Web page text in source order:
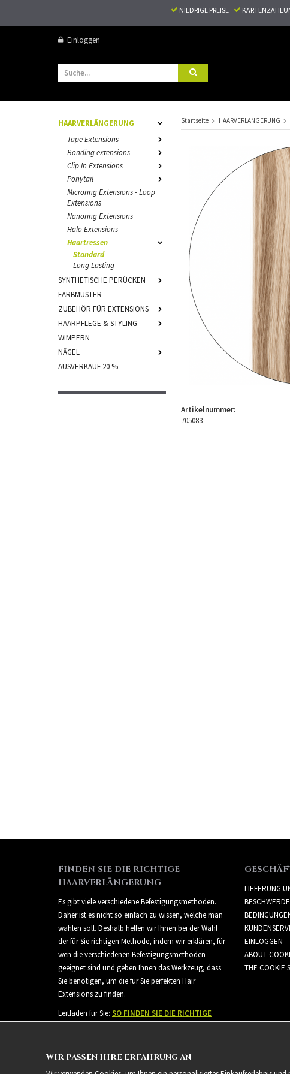
NIEDRIGE PREISE
Einloggen
HAARVERLÄNGERUNG
Tape Extensions
Bonding extensions
Clip In Extensions
Ponytail
Microring Extensions - Loop
Extensions
Nanoring Extensions
Halo Extensions
Haartressen
Standard
Long Lasting
SYNTHETISCHE PERÜCKEN
FARBMUSTER
ZUBEHÖR FÜR EXTENSIONS
HAARPFLEGE & STYLING
WIMPERN
NÄGEL
AUSVERKAUF 20 %
Startseite HAARVERLÄNGERUNG
Artikelnummer:
705083
FINDEN SIE DIE RICHTIGE
HAARVERLÄNGERUNG
Es gibt viele verschiedene Befestigungsmethoden.
Daher ist es nicht so einfach zu wissen, welche man
wählen soll. Deshalb helfen wir Ihnen bei der Wahl
der für Sie richtigen Methode, indem wir erklären, für
wen die verschiedenen Befestigungsmethoden
geeignet sind und geben Ihnen das Werkzeug, dass
Sie benötigen, um die für Sie perfekten Hair
Extensions zu finden.
Leitfaden für Sie: SO FINDEN SIE DIE RICHTIGE
LIEFERUNG
EINLOGGEN
ABOUT
THE COOKIE
WIR PASSEN IHRE ERFAHRUNG AN